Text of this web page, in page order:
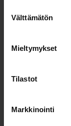
valinta
Välttämätön
Mieltymykset
Tilastot
Markkinointi